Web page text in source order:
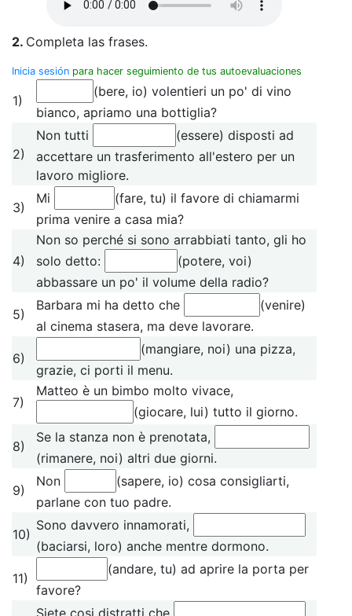
2. Completa las frases.
Inicia sesión para hacer seguimiento de tus autoevaluaciones
1)
(bere, io) volentieri un po' di vino
bianco, apriamo una bottiglia?
2)
Non tutti
(essere) disposti ad
accettare un trasferimento all'estero per un
lavoro migliore.
3)
Mi
(fare, tu) il favore di chiamarmi
prima venire a casa mia?
4)
Non so perché si sono arrabbiati tanto, gli ho
solo detto:
(potere, voi)
abbassare un po' il volume della radio?
5)
Barbara mi ha detto che
(venire)
al cinema stasera, ma deve lavorare.
6)
(mangiare, noi) una pizza,
grazie, ci porti il menu.
7)
Matteo è un bimbo molto vivace,
(giocare, lui) tutto il giorno.
8)
Se la stanza non è prenotata,
(rimanere, noi) altri due giorni.
9)
Non
(sapere, io) cosa consigliarti,
parlane con tuo padre.
10)
Sono davvero innamorati,
(baciarsi, loro) anche mentre dormono.
11)
(andare, tu) ad aprire la porta per
favore?
Siete cosi distratti che